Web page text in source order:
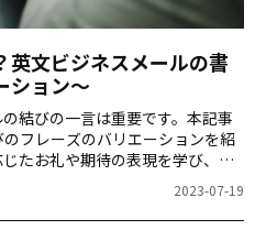
英文ビジネスメールの書
ション～
結びの一言は重要です。本記事
フレーズのバリエーションを紹
たお礼や期待の表現を学び、メ
2023-07-19